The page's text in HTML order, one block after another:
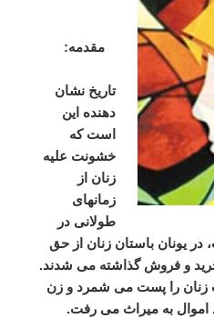
مقدمه:
تاریخ نشان
دهنده این
است که
خشونت علیه
زنان از
زمانهای
طولانی در
در یونان باستان زنان از حق
و فروش گذاشته می شدند.
زنان را پست می شمرد و زن
اموال به میراث می رفت.